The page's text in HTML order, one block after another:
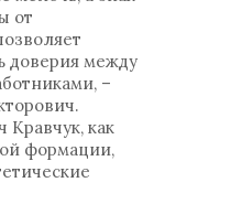
от
доверия между
–
Кравчук, как
формации,